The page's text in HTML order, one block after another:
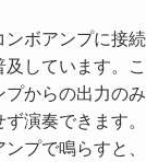
ンボアンプに接続
しています。こ
からの出力のみ
演奏できます。
プで鳴らすと、